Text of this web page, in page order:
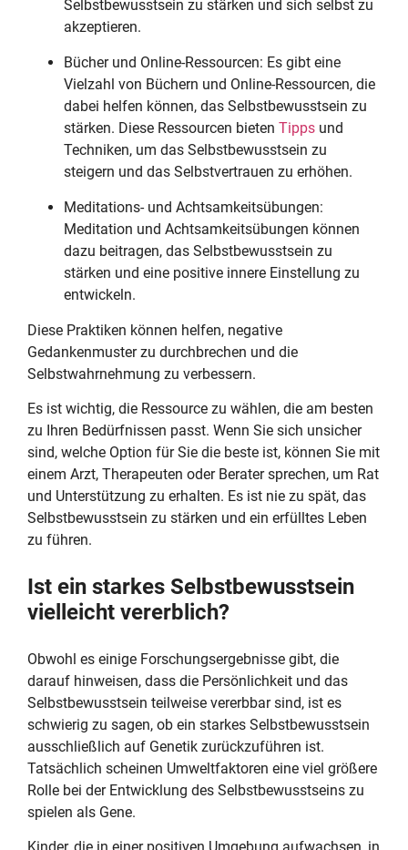
Selbstbewusstsein zu stärken und sich selbst zu
akzeptieren.
Bücher und Online-Ressourcen: Es gibt eine
Vielzahl von Büchern und Online-Ressourcen, die
dabei helfen können, das Selbstbewusstsein zu
stärken. Diese Ressourcen bieten Tipps und
Techniken, um das Selbstbewusstsein zu
steigern und das Selbstvertrauen zu erhöhen.
Meditations- und Achtsamkeitsübungen:
Meditation und Achtsamkeitsübungen können
dazu beitragen, das Selbstbewusstsein zu
stärken und eine positive innere Einstellung zu
entwickeln.
Diese Praktiken können helfen, negative
Gedankenmuster zu durchbrechen und die
Selbstwahrnehmung zu verbessern.
Es ist wichtig, die Ressource zu wählen, die am besten
zu Ihren Bedürfnissen passt. Wenn Sie sich unsicher
sind, welche Option für Sie die beste ist, können Sie mit
einem Arzt, Therapeuten oder Berater sprechen, um Rat
und Unterstützung zu erhalten. Es ist nie zu spät, das
Selbstbewusstsein zu stärken und ein erfülltes Leben
zu führen.
Ist ein starkes Selbstbewusstsein
vielleicht vererblich?
Obwohl es einige Forschungsergebnisse gibt, die
darauf hinweisen, dass die Persönlichkeit und das
Selbstbewusstsein teilweise vererbbar sind, ist es
schwierig zu sagen, ob ein starkes Selbstbewusstsein
ausschließlich auf Genetik zurückzuführen ist.
Tatsächlich scheinen Umweltfaktoren eine viel größere
Rolle bei der Entwicklung des Selbstbewusstseins zu
spielen als Gene.